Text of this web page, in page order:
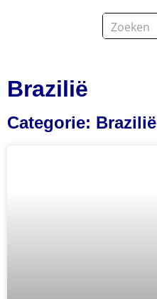
Brazilië
Categorie: Brazilië